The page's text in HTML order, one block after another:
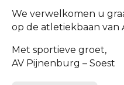
We verwelkomen u
op de atletiekbaan van
Met sportieve groet,
AV Pijnenburg – Soest